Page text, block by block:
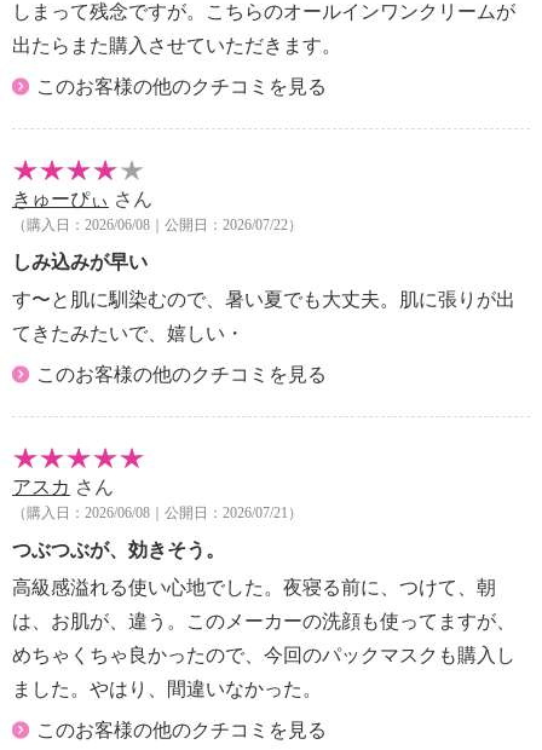
しまって残念ですが。こちらのオールインワンクリームが
出たらまた購入させていただきます。
このお客様の他のクチコミを見る
きゅーぴぃ さん
（購入日：2026/06/08｜公開日：2026/07/22）
しみ込みが早い
す〜と肌に馴染むので、暑い夏でも大丈夫。肌に張りが出
てきたみたいで、嬉しい・
このお客様の他のクチコミを見る
アスカ さん
（購入日：2026/06/08｜公開日：2026/07/21）
つぶつぶが、効きそう。
高級感溢れる使い心地でした。夜寝る前に、つけて、朝
は、お肌が、違う。このメーカーの洗顔も使ってますが、
めちゃくちゃ良かったので、今回のパックマスクも購入し
ました。やはり、間違いなかった。
このお客様の他のクチコミを見る